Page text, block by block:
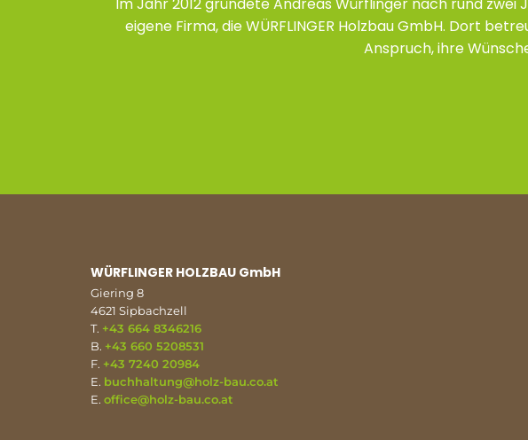
Im Jahr 2012 gründete Andreas Würflinger nach rund
eigene Firma, die WÜRFLINGER Holzbau GmbH. Dort
Anspruch, ihre
WÜRFLINGER HOLZBAU GmbH
Giering 8
4621 Sipbachzell
T. +43 664 8346216
B. +43 660 5208531
F. +43 7240 20984
E. buchhaltung@holz-bau.co.at
E. office@holz-bau.co.at